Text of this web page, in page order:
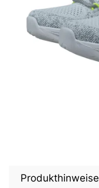
Produkthinweise